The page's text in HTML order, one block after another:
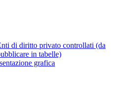
di diritto privato controllati (da
in tabelle)
grafica